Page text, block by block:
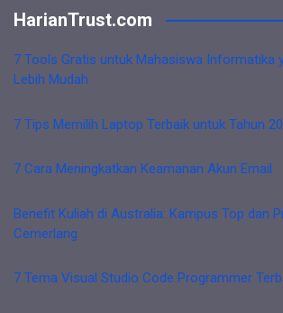
HarianTrust.com
7 Tools Gratis untuk Mahasiswa Informatika
Lebih Mudah
7 Tips Memilih Laptop Terbaik untuk Tahun
7 Cara Meningkatkan Keamanan Akun Email
Benefit Kuliah di Australia: Kampus Top dan
Cemerlang
7 Tema Visual Studio Code Programmer